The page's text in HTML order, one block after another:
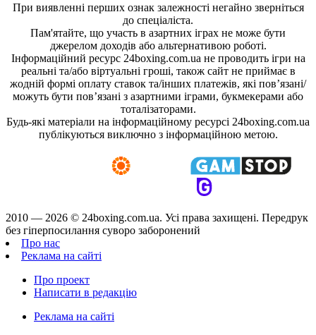
При виявленні перших ознак залежності негайно зверніться
до спеціаліста.
Пам'ятайте, що участь в азартних іграх не може бути
джерелом доходів або альтернативою роботі.
Інформаційний ресурс 24boxing.com.ua не проводить ігри на
реальні та/або віртуальні гроші, також сайт не приймає в
жодній формі оплату ставок та/інших платежів, які пов’язані/
можуть бути пов’язані з азартними іграми, букмекерами або
тоталізаторами.
Будь-які матеріали на інформаційному ресурсі 24boxing.com.ua
публікуються виключно з інформаційною метою.
2010 — 2026 © 24boxing.com.ua. Усi права захищенi. Передрук
без гіперпосилання суворо заборонений
Про нас
Реклама на сайті
Про проект
Написати в редакцію
Реклама на сайті